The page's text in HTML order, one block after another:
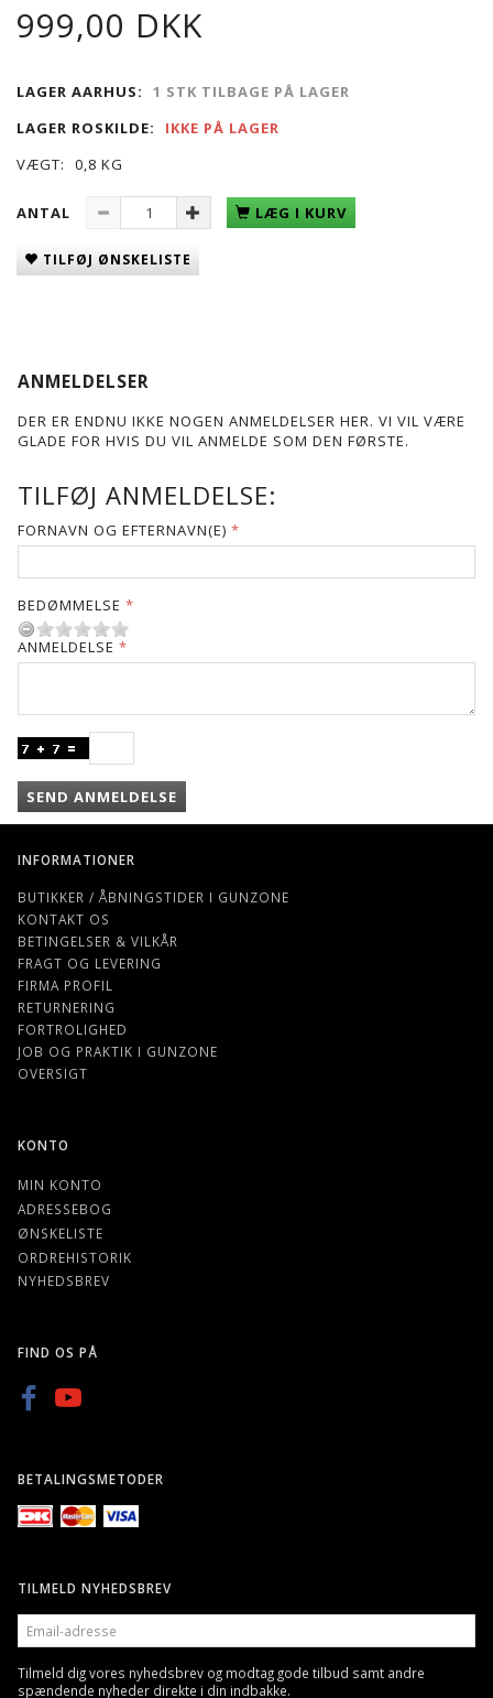
999,00 DKK
LAGER AARHUS:
1 STK TILBAGE PÅ LAGER
LAGER ROSKILDE:
IKKE PÅ LAGER
VÆGT:
0,8 KG
ANTAL LÆG I KURV
TILFØJ ØNSKELISTE
ANMELDELSER
DER ER ENDNU IKKE NOGEN ANMELDELSER HER. VI VIL VÆRE
GLADE FOR HVIS DU VIL ANMELDE SOM DEN FØRSTE.
TILFØJ ANMELDELSE:
FORNAVN OG EFTERNAVN(E)
BEDØMMELSE
ANMELDELSE
SEND ANMELDELSE
INFORMATIONER
BUTIKKER / ÅBNINGSTIDER I GUNZONE
KONTAKT OS
BETINGELSER & VILKÅR
FRAGT OG LEVERING
FIRMA PROFIL
RETURNERING
FORTROLIGHED
JOB OG PRAKTIK I GUNZONE
OVERSIGT
KONTO
MIN KONTO
ADRESSEBOG
ØNSKELISTE
ORDREHISTORIK
NYHEDSBREV
FIND OS PÅ
BETALINGSMETODER
TILMELD NYHEDSBREV
EMAIL-
ADRESSE
Tilmeld dig vores nyhedsbrev og modtag gode tilbud samt andre
spændende nyheder direkte i din indbakke.